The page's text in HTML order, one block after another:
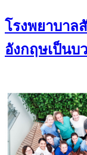
โรงพยาบา
อังกฤษเป็นบ